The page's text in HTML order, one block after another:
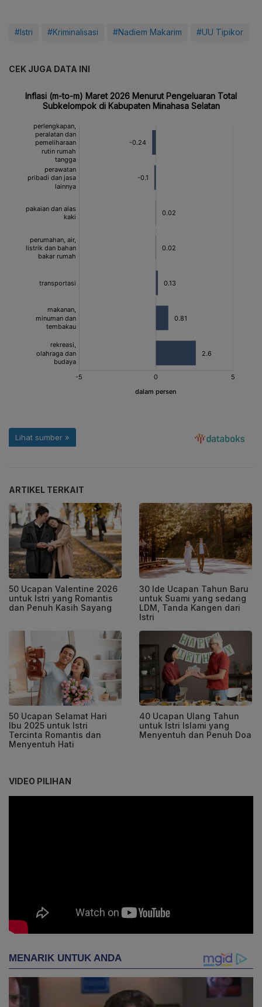
#Istri #Kriminalisasi #Nadiem Makarim #UU Tipikor
CEK JUGA DATA INI
ARTIKEL TERKAIT
50 Ucapan Valentine 2026
untuk Istri yang Romantis
dan Penuh Kasih Sayang
30 Ide Ucapan Tahun Baru
untuk Suami yang sedang
LDM, Tanda Kangen dari
Istri
50 Ucapan Selamat Hari
Ibu 2025 untuk Istri
Tercinta Romantis dan
Menyentuh Hati
40 Ucapan Ulang Tahun
untuk Istri Islami yang
Menyentuh dan Penuh Doa
VIDEO PILIHAN